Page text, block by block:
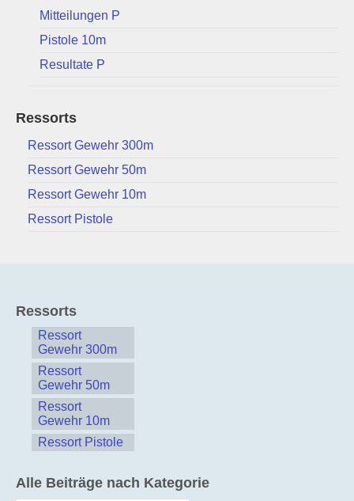
Mitteilungen P
Pistole 10m
Resultate P
Ressorts
Ressort Gewehr 300m
Ressort Gewehr 50m
Ressort Gewehr 10m
Ressort Pistole
Ressorts
Ressort
Gewehr 300m
Ressort
Gewehr 50m
Ressort
Gewehr 10m
Ressort Pistole
Alle Beiträge nach Kategorie